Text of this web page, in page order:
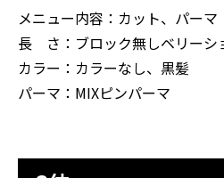
メニュー内容：カット、パーマ
長 さ：ブロック無しベリーシ
カラー：カラーなし、黒髪
パーマ：MIXピンパーマ